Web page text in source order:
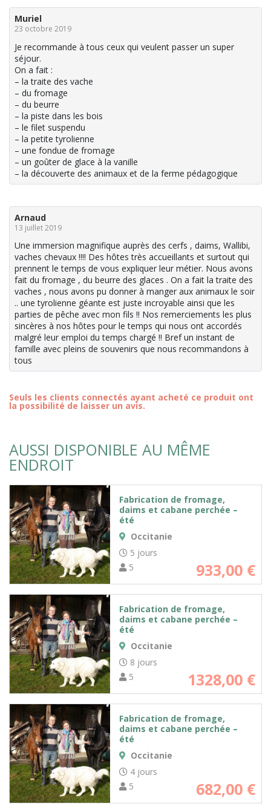
Muriel
23 octobre 2019
Je recommande à tous ceux qui veulent passer un super
séjour.
On a fait :
– la traite des vache
– du fromage
– du beurre
– la piste dans les bois
– le filet suspendu
– la petite tyrolienne
– une fondue de fromage
– un goûter de glace à la vanille
– la découverte des animaux et de la ferme pédagogique
Arnaud
13 juillet 2019
Une immersion magnifique auprès des cerfs , daims, Wallibi,
vaches chevaux !!!! Des hôtes très accueillants et surtout qui
prennent le temps de vous expliquer leur métier. Nous avons
fait du fromage , du beurre des glaces . On a fait la traite des
vaches , nous avons pu donner à manger aux animaux le soir
.. une tyrolienne géante est juste incroyable ainsi que les
parties de pêche avec mon fils !! Nos remerciements les plus
sincères à nos hôtes pour le temps qui nous ont accordés
malgré leur emploi du temps chargé !! Bref un instant de
famille avec pleins de souvenirs que nous recommandons à
tous
Seuls les clients connectés ayant acheté ce produit ont
la possibilité de laisser un avis.
AUSSI DISPONIBLE AU MÊME
ENDROIT
Fabrication de fromage,
daims et cabane perchée –
été
Occitanie
5 jours
5
933,00 €
Fabrication de fromage,
daims et cabane perchée –
été
Occitanie
8 jours
5
1328,00 €
Fabrication de fromage,
daims et cabane perchée –
été
Occitanie
4 jours
5
682,00 €